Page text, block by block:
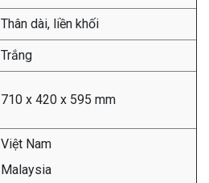
Thân dài, liền khối
Trắng
710 x 420 x 595 mm
Việt Nam
Malaysia